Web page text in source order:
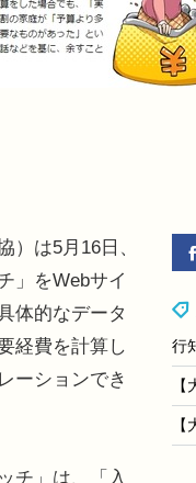
は5月16日、
」をWebサイ
体的なデータ
経費を計算し
ーションでき
チ」は、「入